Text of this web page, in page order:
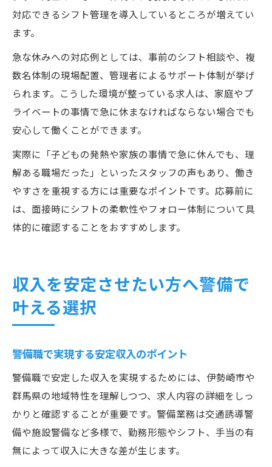
対応できるシフト管理を導入しているところが増えてい
ます。
急な休みへの対応例としては、事前のシフト相談や、複
数名体制の現場配置、管理者によるサポート体制が挙げ
られます。こうした環境が整っている求人は、家庭やプ
ライベートの事情で急に休まなければならない場合でも
安心して働くことができます。
実際に「子どもの発熱や家族の事情で急に休んでも、理
解ある職場だった」といったスタッフの声もあり、働き
やすさを重視する方には重要なポイントです。応募前に
は、面接時にシフトの柔軟性やフォロー体制について具
体的に確認することをおすすめします。
収入を安定させたい方へ警備で
叶える選択
警備職で実現する安定収入のポイント
警備職で安定した収入を実現するためには、伊勢崎市や
群馬県の地域特性を理解しつつ、求人内容の詳細をしっ
かりと確認することが重要です。警備業務は交通誘導警
備や施設警備など多様で、勤務形態やシフト、手当の有
無によって収入に大きな差が生じます。